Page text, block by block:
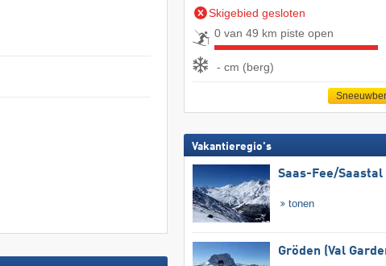
Skigebied gesloten
0 van 49 km piste open
- cm (berg)
Vakantieregio's
Saas-Fee/​Saastal
tonen
Gröden (Val